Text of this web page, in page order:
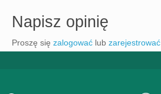
Napisz opinię
Proszę się zalogować lub zarejestrować